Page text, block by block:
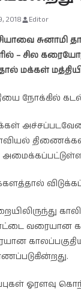
2018 Editor
சுனாமி
– சில
மக்கள்
நோக்கில்
வரையான
ஓரளவு